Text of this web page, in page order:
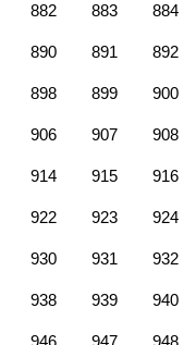
882 883 884
890 891 892
898 899 900
906 907 908
914 915 916
922 923 924
930 931 932
938 939 940